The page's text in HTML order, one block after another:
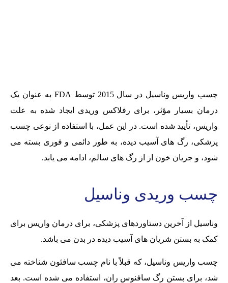
چسب واریس وناسیل در سال 2015 توسط FDA به عنوان یک
درمان بسیار مؤثر، برای رفلاکس وریدی ایجاد شده به علت
واریس، تأیید شده است. در این عمل، با استفاده از نوعی چسب
پزشکی، رگ های آسیب دیده، به طور دائمی و فوری بسته می
شود، و جریان خون از از رگ های سالم، ادامه می یابد.
چسب وریدی وناسیل
وناسیل از آخرین دستاوردهای پزشکی، برای درمان واریس برای
کمک به بستن شریان های آسیب دیده در بدن می باشد.
چسب واریس وناسیل، که قبلاً با نام چسب سافئون شناخته می
شد، برای بستن رگ سافنوس ران، استفاده می شده است. بعد